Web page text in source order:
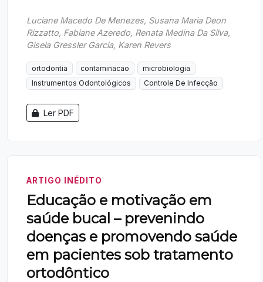
Luciane Macedo De Menezes, Susana Maria Deon
Rizzatto, Fabiane Azeredo, Renata Medina Da Silva,
Gisela Gressler Garcia, Karen Revers
ortodontia contaminacao
microbiologia
Instrumentos Odontológicos
Controle De Infecção
Ler PDF
ARTIGO INÉDITO
Educação e motivação em
saúde bucal – prevenindo
doenças e promovendo saúde
em pacientes sob tratamento
ortodôntico